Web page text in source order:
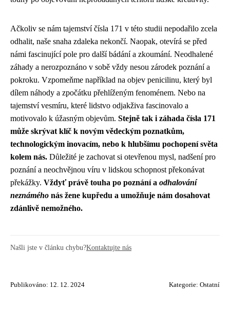
Ačkoliv se nám tajemství čísla 171 v této studii nepodařilo zcela
odhalit, naše snaha zdaleka nekončí. Naopak, otevírá se před
námi fascinující pole pro další bádání a zkoumání. Neodhalené
záhady a nerozpoznáno v sobě vždy nesou zárodek poznání a
pokroku. Vzpomeňme například na objev penicilinu, který byl
dílem náhody a zpočátku přehlíženým fenoménem. Nebo na
tajemství vesmíru, které lidstvo odjakživa fascinovalo a
motivovalo k úžasným objevům. Stejně tak i záhada čísla 171
může skrývat klíč k novým vědeckým poznatkům,
technologickým inovacím, nebo k hlubšímu pochopení světa
kolem nás. Důležité je zachovat si otevřenou mysl, nadšení pro
poznání a neochvějnou víru v lidskou schopnost překonávat
překážky. Vždyť právě touha po poznání a odhalování
neznámého nás žene kupředu a umožňuje nám dosahovat
zdánlivě nemožného.
Našli jste v článku chybu?Kontaktujte nás
Publikováno: 12. 12. 2024 Kategorie: Ostatní